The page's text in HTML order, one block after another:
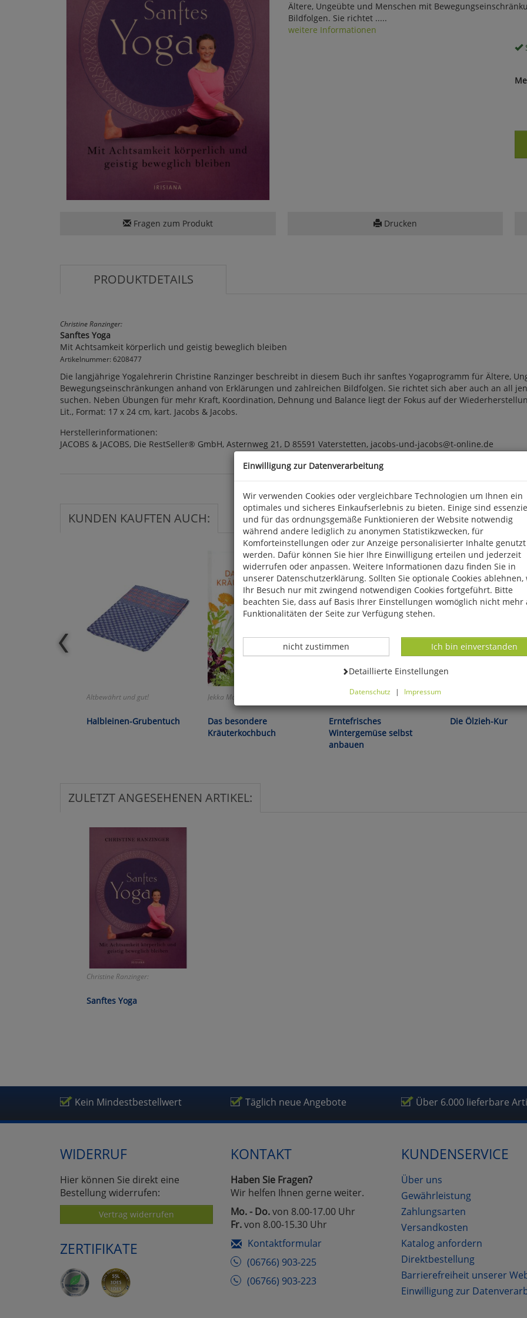
Ältere, Ungeübte und Menschen mit
Bildfolgen. Sie richtet .....
weitere Informationen
Fragen zum Produkt Drucken
PRODUKTDETAILS
Christine Ranzinger:
Sanftes Yoga
Mit Achtsamkeit körperlich und geistig beweglich bleiben
Artikelnummer: 6208477
Die langjährige Yogalehrerin Christine Ranzinger beschreibt in diesem Buch ihr sanftes Yogaprogramm für Ältere,
Bewegungseinschränkungen anhand von Erklärungen und zahlreichen Bildfolgen. Sie richtet sich aber auch an all
suchen. Neben Übungen für mehr Kraft, Koordination, Dehnung und Balance liegt der Fokus auf der
Lit., Format: 17 x 24 cm, kart. Jacobs & Jacobs.
Herstellerinformationen:
JACOBS & JACOBS, Die RestSeller® GmbH, Asternweg 21, D 85591 Vaterstetten, jacobs-und-jacobs@t-online.de
KUNDEN KAUFTEN AUCH:
Altbewährt und gut!
Halbleinen-Grubentuch
Jekka McVicar:
Das besondere
Kräuterkochbuch
Caroline Géneau:
Erntefrisches
Wintergemüse selbst
anbauen
Die Ölzieh-Kur
ZULETZT ANGESEHENEN ARTIKEL:
Christine Ranzinger:
Sanftes Yoga
Kein Mindestbestellwert Täglich neue Angebote Über 6.000 lieferbare
WIDERRUF
Hier können Sie direkt eine
Bestellung widerrufen:
Vertrag widerrufen
ZERTIFIKATE
KONTAKT
Haben Sie Fragen?
Wir helfen Ihnen gerne weiter.
Mo. - Do.von 8.00-17.00 Uhr
Fr.von 8.00-15.30 Uhr
Kontaktformular
(06766) 903-225
(06766) 903-223
KUNDENSERVICE
Über uns
Gewährleistung
Zahlungsarten
Versandkosten
Katalog anfordern
Direktbestellung
Barrierefreiheit unserer
Einwilligung zur
Einwilligung zur Datenverarbeitung
Wir verwenden Cookies oder vergleichbare Technologien um Ihnen ein
optimales und sicheres Einkaufserlebnis zu bieten. Einige sind
und für das ordnungsgemäße Funktionieren der Website notwendig
während andere lediglich zu anonymen Statistikzwecken, für
Komforteinstellungen oder zur Anzeige personalisierter Inhalte genutzt
werden. Dafür können Sie hier Ihre Einwilligung erteilen und jederzeit
widerrufen oder anpassen. Weitere Informationen dazu finden Sie in
unserer Datenschutzerklärung. Sollten Sie optionale Cookies ablehnen,
Ihr Besuch nur mit zwingend notwendigen Cookies fortgeführt. Bitte
beachten Sie, dass auf Basis Ihrer Einstellungen womöglich nicht mehr
Funktionalitäten der Seite zur Verfügung stehen.
Datenverarbeitung -
Ich bin einverstanden
Datenverarbeitung -
nicht zustimmen
Datenverarbeitung -
Detaillierte Einstellungen
Datenschutz | Impressum
Cookies ablehnen, wird Ihr Besuch nur mit zwingend notwendigen
fortgeführt. Bitte beachten Sie, dass auf Basis Ihrer Einstellungen
nicht mehr alle Funktionalitäten der Seite zur Verfügung stehen.
Selbstverständlich können Sie die Einstellungen jederzeit widerrufen